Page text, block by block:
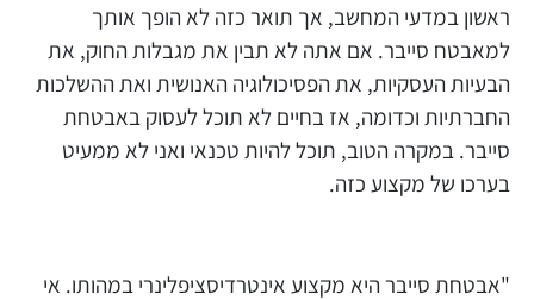
ראשון במדעי המחשב, אך תואר כזה לא הופך אותך
למאבטח סייבר. אם אתה לא תבין את מגבלות החוק, את
הבעיות העסקיות, את הפסיכולוגיה האנושית ואת ההשלכות
החברתיות וכדומה, אז בחיים לא תוכל לעסוק באבטחת
סייבר. במקרה הטוב, תוכל להיות טכנאי ואני לא ממעיט
בערכו של מקצוע כזה.
"אבטחת סייבר היא מקצוע אינטרדיסציפלינרי במהותו. אי